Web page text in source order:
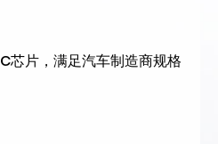
芯片，满足汽车制造商规格